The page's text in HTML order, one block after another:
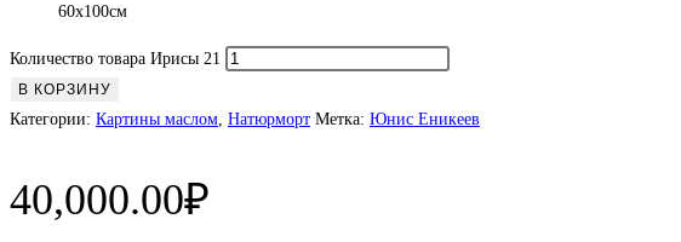
60х100см
Количество товара Ирисы 21
В КОРЗИНУ
Категории: Картины маслом Натюрморт Метка: Юнис Еникеев
40,000.00₽